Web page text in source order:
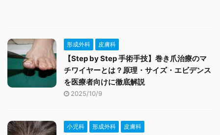
形成外科 皮膚科
【Step by Step 手術手技】巻き爪治療のマ
チワイヤーとは？原理・サイズ・エビデンス
を医療者向けに徹底解説
2025/10/9
小児科 形成外科 皮膚科